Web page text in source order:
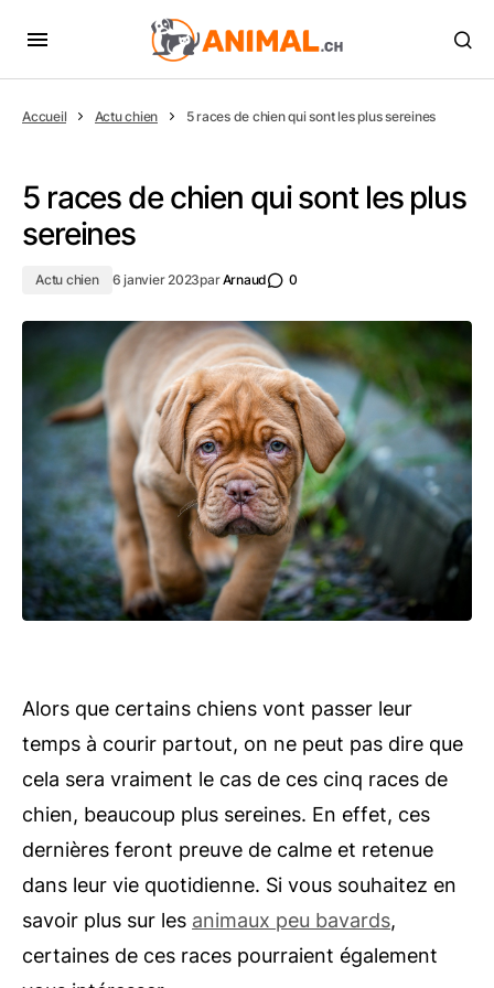
Accueil Actu chien 5 races de chien qui sont les plus sereines
5 races de chien qui sont les plus
sereines
Actu chien 6 janvier 2023parArnaud 0
Alors que certains chiens vont passer leur
temps à courir partout, on ne peut pas dire que
cela sera vraiment le cas de ces cinq races de
chien, beaucoup plus sereines. En effet, ces
dernières feront preuve de calme et retenue
dans leur vie quotidienne. Si vous souhaitez en
savoir plus sur les animaux peu bavards,
certaines de ces races pourraient également